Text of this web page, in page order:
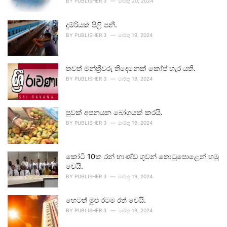
දුම්රියක් පීලි පනී.
BY PUBLISHER 3 මාර්තු 19, 2024
තවත් මන්ත්‍රීවරු තිදෙනෙක් කෝප් හැර යති.
BY PUBLISHER 3 මාර්තු 19, 2024
පුවක් අපනයන බෝගයක් කරයි.
BY PUBLISHER 3 මාර්තු 19, 2024
කෝටි 10ක රන් භාණ්ඩ ගුවන් තොටුපොළෙන් හමු
වෙයි.
BY PUBLISHER 3 මාර්තු 19, 2024
හෙටත් මුළු රටම රත් වෙයි.
BY PUBLISHER 3 මාර්තු 19, 2024